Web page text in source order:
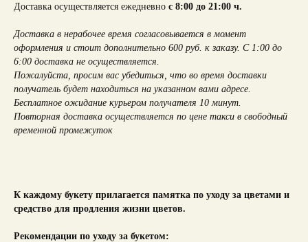
Доставка осуществляется ежедневно с 8:00 до 21:00 ч.
Доставка в нерабочее время согласовывается в момент
оформления и стоит дополнительно 600 руб. к заказу. С 1:00 до
6:00 доставка не осуществляется.
Пожалуйста, просим вас убедиться, что во время доставки
получатель будет находиться на указанном вами адресе.
Бесплатное ожидание курьером получателя 10 минут.
Повторная доставка осуществляется по цене такси в свободный
временной промежуток
К каждому букету прилагается памятка по уходу за цветами и
средство для продления жизни цветов.
Рекомендации по уходу за букетом: